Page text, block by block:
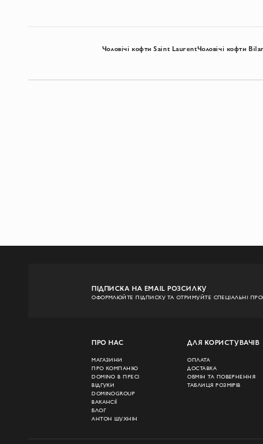
Чоловічі кофти Saint LaurentЧоловічі кофти
ПІДПИСКА НА EMAIL РОЗСИЛКУ
ОФОРМЛЮЙТЕ ПІДПИСКУ ТА ОТРИМУЙТЕ СПЕЦІАЛЬНІ
ПРО НАС
МАГАЗИНИ
ПРО КОМПАНІЮ
DOMINO В ПРЕСІ
ВІДГУКИ
DOMINOGROUP
ВАКАНСІЇ
БЛОГ
АНТОН ШУХНІН
ДЛЯ КОРИСТУВАЧІВ
ОПЛАТА
ДОСТАВКА
ОБМІН ТА ПОВЕРНЕННЯ
ТАБЛИЦЯ РОЗМІРІВ